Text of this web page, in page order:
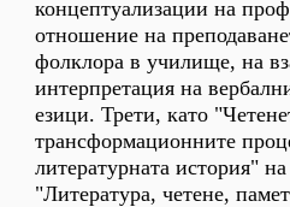
концептуализации на
отношение на
фолклора в училище, на
интерпретация на
езици. Трети, като
трансформационните
литературната история"
"Литература, четене,